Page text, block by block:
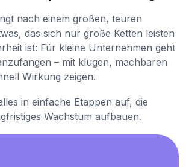
nach einem großen, teuren
das sich nur große Ketten leisten
ist: Für kleine Unternehmen geht
– mit klugen, machbaren
Wirkung zeigen.
in einfache Etappen auf, die
Wachstum aufbauen.